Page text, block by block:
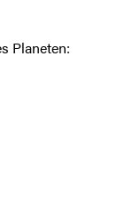
Planeten: